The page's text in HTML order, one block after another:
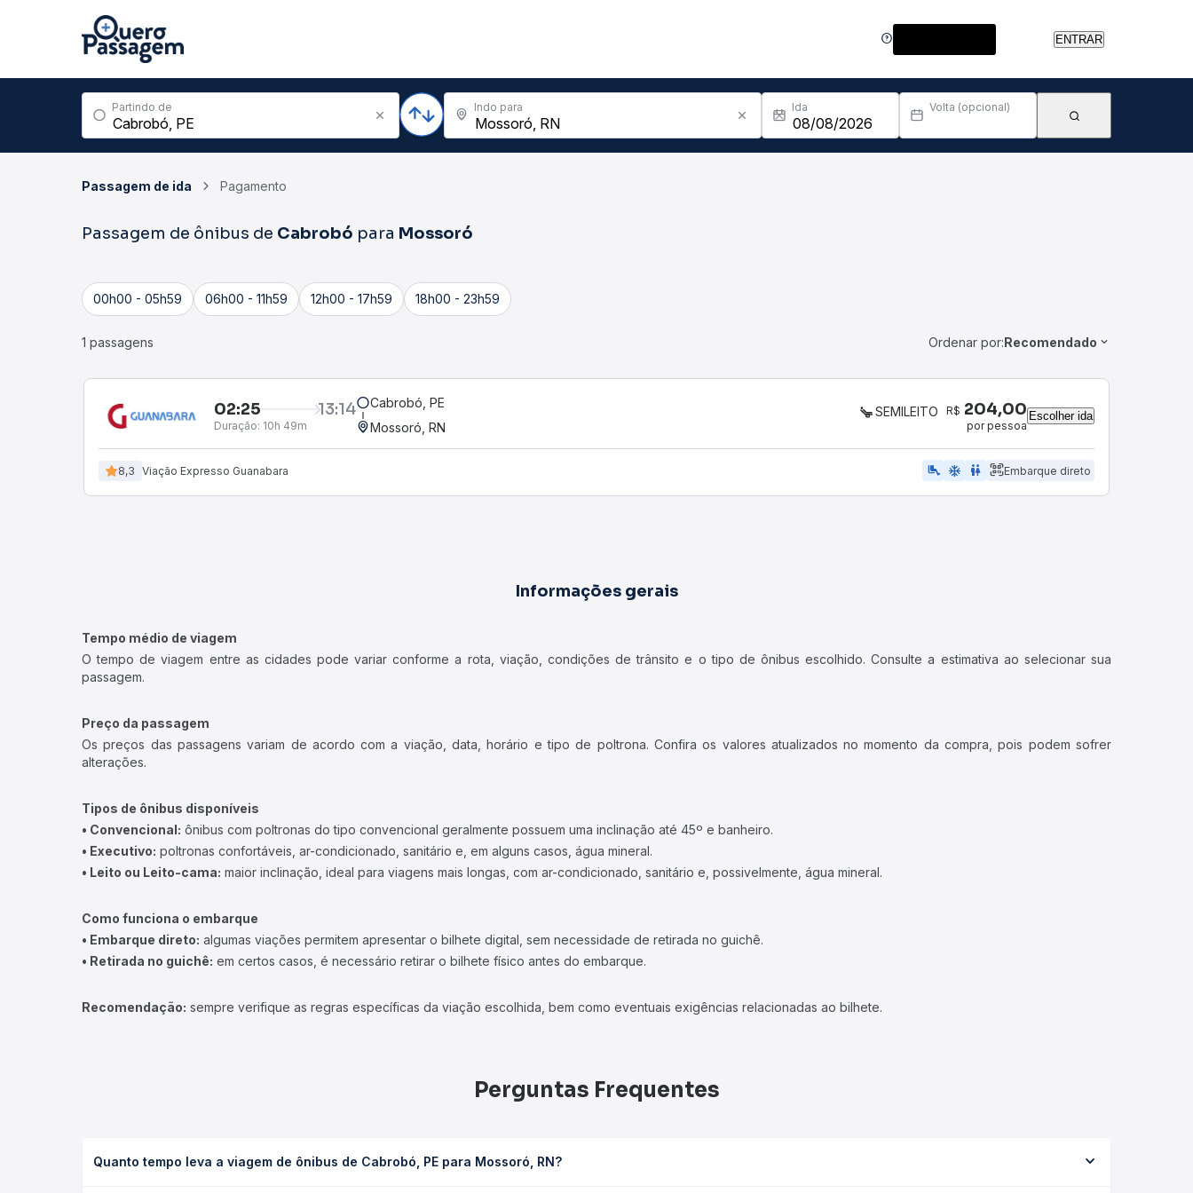
ENTRAR
Partindo de Indo para Ida Volta (opcional)
Passagem de ida Pagamento
Passagem de ônibus de Cabrobó para Mossoró
00h00 - 05h59 06h00 - 11h59 12h00 - 17h59 18h00 - 23h59
1 passagens Ordenar por:Recomendado
02:25 13:14
Duração: 10h 49m
Cabrobó, PE
Mossoró, RN
SEMILEITO R$ 204,00
por pessoa
Escolher ida
8,3 Viação Expresso Guanabara airline_seat_legroom_extra ac_unit WC Embarque direto
Informações gerais
Tempo médio de viagem
O tempo de viagem entre as cidades pode variar conforme a rota, viação, condições de trânsito e o tipo de ônibus escolhido. Consulte a estimativa ao selecionar sua
passagem.
Preço da passagem
Os preços das passagens variam de acordo com a viação, data, horário e tipo de poltrona. Confira os valores atualizados no momento da compra, pois podem sofrer
alterações.
Tipos de ônibus disponíveis
• Convencional: ônibus com poltronas do tipo convencional geralmente possuem uma inclinação até 45º e banheiro.
• Executivo: poltronas confortáveis, ar-condicionado, sanitário e, em alguns casos, água mineral.
• Leito ou Leito-cama: maior inclinação, ideal para viagens mais longas, com ar-condicionado, sanitário e, possivelmente, água mineral.
Como funciona o embarque
• Embarque direto: algumas viações permitem apresentar o bilhete digital, sem necessidade de retirada no guichê.
• Retirada no guichê: em certos casos, é necessário retirar o bilhete físico antes do embarque.
Recomendação: sempre verifique as regras específicas da viação escolhida, bem como eventuais exigências relacionadas ao bilhete.
Perguntas Frequentes
Quanto tempo leva a viagem de ônibus de Cabrobó, PE para Mossoró, RN?